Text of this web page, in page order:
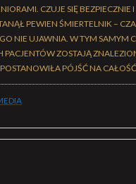
CZUJE SIĘ
PEWIEN ŚMIERTELNIK –
NIE UJAWNIA. W TYM SAMYM
PACJENTÓW ZOSTAJĄ
PÓJŚĆ NA